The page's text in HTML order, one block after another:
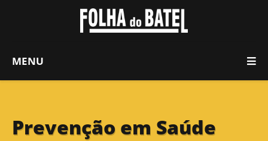
MENU
Prevenção em Saúde